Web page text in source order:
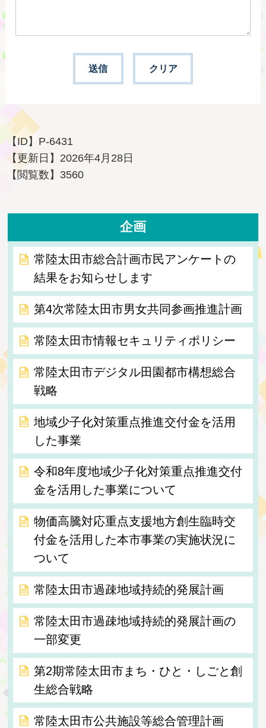
【ID】 P-6431
【更新日】 2026年4月28日
【閲覧数】 3560
企画
常陸太田市総合計画市民アンケートの
結果をお知らせします
第4次常陸太田市男女共同参画推進計画
常陸太田市情報セキュリティポリシー
常陸太田市デジタル田園都市構想総合
戦略
地域少子化対策重点推進交付金を活用
した事業
令和8年度地域少子化対策重点推進交付
金を活用した事業について
物価高騰対応重点支援地方創生臨時交
付金を活用した本市事業の実施状況に
ついて
常陸太田市過疎地域持続的発展計画
常陸太田市過疎地域持続的発展計画の
一部変更
第2期常陸太田市まち・ひと・しごと創
生総合戦略
常陸太田市公共施設等総合管理計画